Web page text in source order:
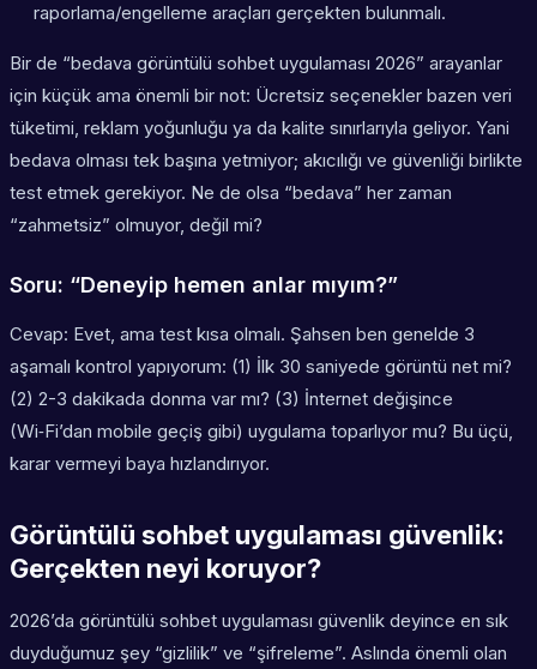
raporlama/engelleme araçları gerçekten bulunmalı.
Bir de “bedava görüntülü sohbet uygulaması 2026” arayanlar
için küçük ama önemli bir not: Ücretsiz seçenekler bazen veri
tüketimi, reklam yoğunluğu ya da kalite sınırlarıyla geliyor. Yani
bedava olması tek başına yetmiyor; akıcılığı ve güvenliği birlikte
test etmek gerekiyor. Ne de olsa “bedava” her zaman
“zahmetsiz” olmuyor, değil mi?
Soru: “Deneyip hemen anlar mıyım?”
Cevap: Evet, ama test kısa olmalı. Şahsen ben genelde 3
aşamalı kontrol yapıyorum: (1) İlk 30 saniyede görüntü net mi?
(2) 2-3 dakikada donma var mı? (3) İnternet değişince
(Wi‑Fi’dan mobile geçiş gibi) uygulama toparlıyor mu? Bu üçü,
karar vermeyi baya hızlandırıyor.
Görüntülü sohbet uygulaması güvenlik:
Gerçekten neyi koruyor?
2026’da görüntülü sohbet uygulaması güvenlik deyince en sık
duyduğumuz şey “gizlilik” ve “şifreleme”. Aslında önemli olan